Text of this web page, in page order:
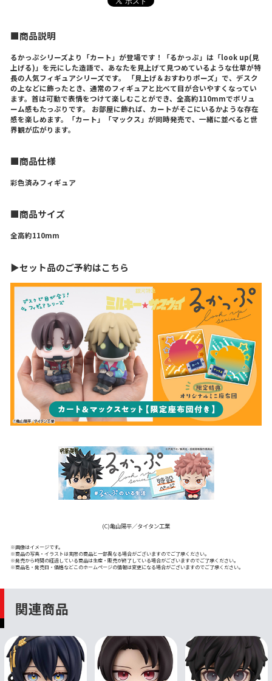
■商品説明
るかっぷシリーズより「カート」が登場です！「るかっぷ」は「look up(見
上げる)」を元にした造語で、あなたを見上げて見つめているような仕草が特
長の人気フィギュアシリーズです。 「見上げ＆おすわりポーズ」で、デスク
の上などに飾ったとき、通常のフィギュアと比べて目が合いやすくなってい
ます。首は可動で表情をつけて楽しむことができ、全高約110mmでボリュ
ーム感もたっぷりです。 お部屋に飾れば、カートがそこにいるかような存在
感を楽しめます。「カート」「マックス」が同時発売で、一緒に並べると世
界観が広がります。
■商品仕様
彩色済みフィギュア
■商品サイズ
全高約110mm
▶セット品のご予約はこちら
(C)亀山陽平／タイタン工業
※画像はイメージです。
※商品の写真・イラストは実際の商品と一部異なる場合がございますのでご了承ください。
※発売から時間の経過している商品は生産・販売が終了している場合がございますのでご了承ください。
※商品名・発売日・価格などこのホームページの情報は変更になる場合がございますのでご了承ください。
関連商品